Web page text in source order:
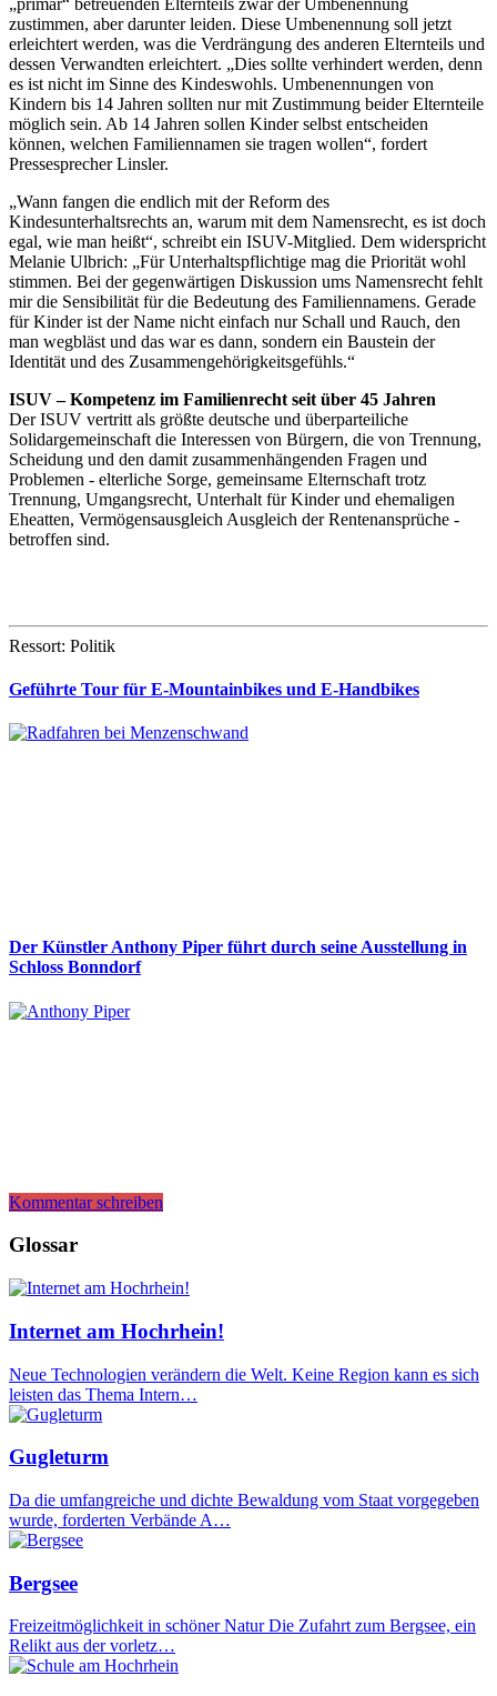
zustimmen, aber darunter leiden. Diese Umbenennung soll jetzt
erleichtert werden, was die Verdrängung des anderen Elternteils und
dessen Verwandten erleichtert. „Dies sollte verhindert werden, denn
es ist nicht im Sinne des Kindeswohls. Umbenennungen von
Kindern bis 14 Jahren sollten nur mit Zustimmung beider Elternteile
möglich sein. Ab 14 Jahren sollen Kinder selbst entscheiden
können, welchen Familiennamen sie tragen wollen“, fordert
Pressesprecher Linsler.
„Wann fangen die endlich mit der Reform des
Kindesunterhaltsrechts an, warum mit dem Namensrecht, es ist doch
egal, wie man heißt“, schreibt ein ISUV-Mitglied. Dem widerspricht
Melanie Ulbrich: „Für Unterhaltspflichtige mag die Priorität wohl
stimmen. Bei der gegenwärtigen Diskussion ums Namensrecht fehlt
mir die Sensibilität für die Bedeutung des Familiennamens. Gerade
für Kinder ist der Name nicht einfach nur Schall und Rauch, den
man wegbläst und das war es dann, sondern ein Baustein der
Identität und des Zusammengehörigkeitsgefühls.“
ISUV – Kompetenz im Familienrecht seit über 45 Jahren
Der ISUV vertritt als größte deutsche und überparteiliche
Solidargemeinschaft die Interessen von Bürgern, die von Trennung,
Scheidung und den damit zusammenhängenden Fragen und
Problemen - elterliche Sorge, gemeinsame Elternschaft trotz
Trennung, Umgangsrecht, Unterhalt für Kinder und ehemaligen
Eheatten, Vermögensausgleich Ausgleich der Rentenansprüche -
betroffen sind.
Ressort: Politik
Geführte Tour für E-Mountainbikes und E-Handbikes
Der Künstler Anthony Piper führt durch seine Ausstellung in
Schloss Bonndorf
Kommentar schreiben
Glossar
Internet am Hochrhein!
Neue Technologien verändern die Welt. Keine Region kann es sich
leisten das Thema Intern…
Gugleturm
Da die umfangreiche und dichte Bewaldung vom Staat vorgegeben
wurde, forderten Verbände A…
Bergsee
Freizeitmöglichkeit in schöner Natur Die Zufahrt zum Bergsee, ein
Relikt aus der vorletz…